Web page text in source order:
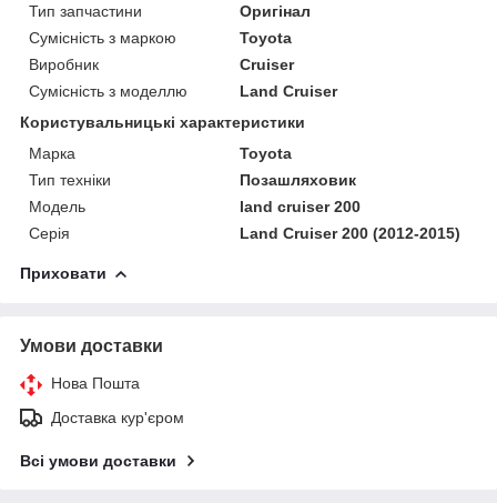
Тип запчастини
Оригінал
Сумісність з маркою
Toyota
Виробник
Cruiser
Сумісність з моделлю
Land Cruiser
Користувальницькі характеристики
Марка
Toyota
Тип техніки
Позашляховик
Модель
land cruiser 200
Серія
Land Cruiser 200 (2012-2015)
Приховати
Умови доставки
Нова Пошта
Доставка кур'єром
Всі умови доставки